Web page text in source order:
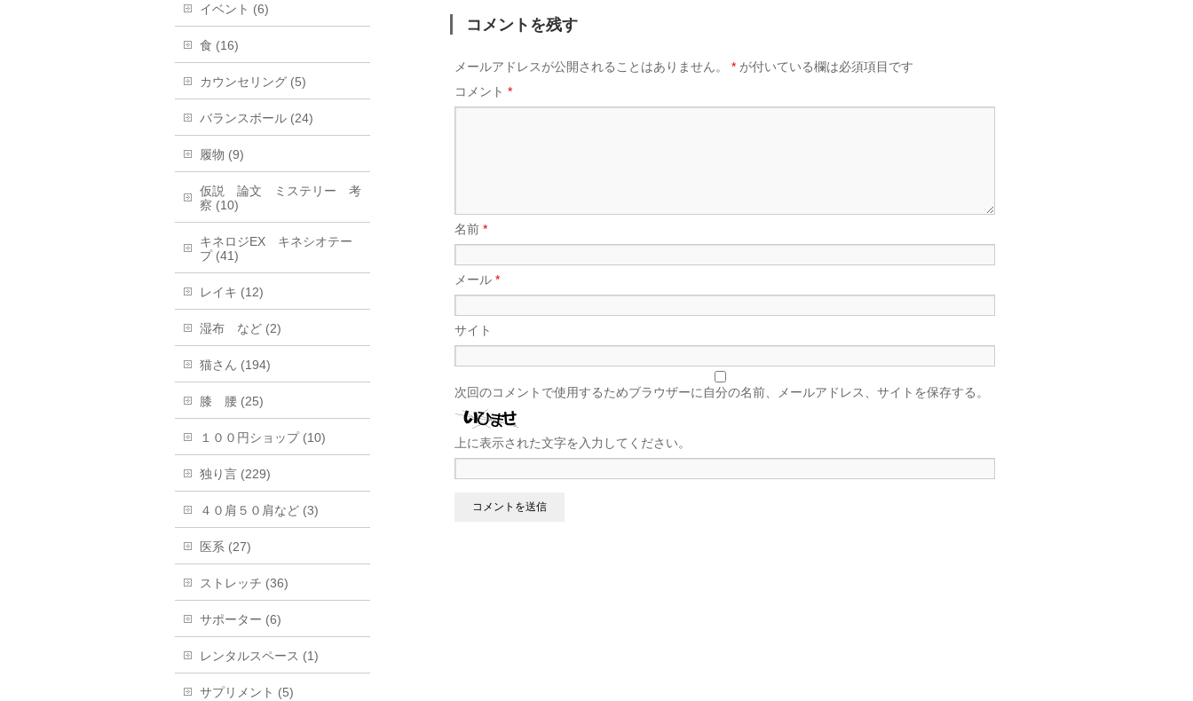
コメントを残す
メールアドレスが公開されることはありません。 * が付いている欄は必須項目です
コメント *
名前 *
メール *
サイト
次回のコメントで使用するためブラウザーに自分の名前、メールアドレス、サイトを保存する。
上に表示された文字を入力してください。
イベント (6)
食 (16)
カウンセリング (5)
バランスボール (24)
履物 (9)
仮説 論文 ミステリー 考
察 (10)
キネロジEX キネシオテー
プ (41)
レイキ (12)
湿布 など (2)
猫さん (194)
膝 腰 (25)
１００円ショップ (10)
独り言 (229)
４０肩５０肩など (3)
医系 (27)
ストレッチ (36)
サポーター (6)
レンタルスペース (1)
サプリメント (5)